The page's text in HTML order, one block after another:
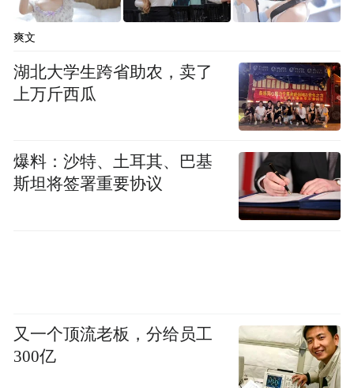
客厅电视背景墙根据屋主喜好设计了一面丝
绒材质L型延伸的电视墙，打破原本对称、拘
谨的空间格局，让空间更柔软放松。
爽文
湖北大学生跨省助农，卖了
上万斤西瓜
爆料：沙特、土耳其、巴基
斯坦将签署重要协议
又一个顶流老板，分给员工
300亿